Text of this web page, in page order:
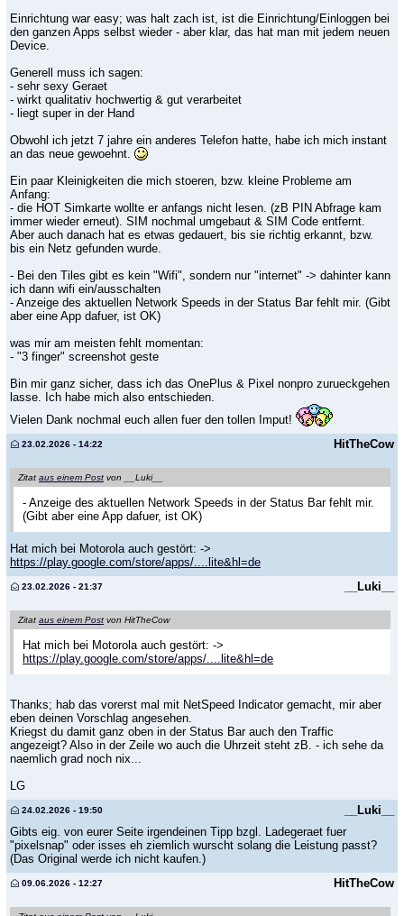
Einrichtung war easy; was halt zach ist, ist die Einrichtung/Einloggen bei
den ganzen Apps selbst wieder - aber klar, das hat man mit jedem neuen
Device.
Generell muss ich sagen:
- sehr sexy Geraet
- wirkt qualitativ hochwertig & gut verarbeitet
- liegt super in der Hand
Obwohl ich jetzt 7 jahre ein anderes Telefon hatte, habe ich mich instant
an das neue gewoehnt.
Ein paar Kleinigkeiten die mich stoeren, bzw. kleine Probleme am
Anfang:
- die HOT Simkarte wollte er anfangs nicht lesen. (zB PIN Abfrage kam
immer wieder erneut). SIM nochmal umgebaut & SIM Code entfernt.
Aber auch danach hat es etwas gedauert, bis sie richtig erkannt, bzw.
bis ein Netz gefunden wurde.
- Bei den Tiles gibt es kein "Wifi", sondern nur "internet" -> dahinter kann
ich dann wifi ein/ausschalten
- Anzeige des aktuellen Network Speeds in der Status Bar fehlt mir. (Gibt
aber eine App dafuer, ist OK)
was mir am meisten fehlt momentan:
- "3 finger" screenshot geste
Bin mir ganz sicher, dass ich das OnePlus & Pixel nonpro zurueckgehen
lasse. Ich habe mich also entschieden.
Vielen Dank nochmal euch allen fuer den tollen Imput!
HitTheCow
23.02.2026 - 14:22
Zitat aus einem Post von __Luki__
- Anzeige des aktuellen Network Speeds in der Status Bar fehlt mir.
(Gibt aber eine App dafuer, ist OK)
Hat mich bei Motorola auch gestört: ->
https://play.google.com/store/apps/....lite&hl=de
__Luki__
23.02.2026 - 21:37
Zitat aus einem Post von HitTheCow
Hat mich bei Motorola auch gestört: ->
https://play.google.com/store/apps/....lite&hl=de
Thanks; hab das vorerst mal mit NetSpeed Indicator gemacht, mir aber
eben deinen Vorschlag angesehen.
Kriegst du damit ganz oben in der Status Bar auch den Traffic
angezeigt? Also in der Zeile wo auch die Uhrzeit steht zB. - ich sehe da
naemlich grad noch nix...
LG
__Luki__
24.02.2026 - 19:50
Gibts eig. von eurer Seite irgendeinen Tipp bzgl. Ladegeraet fuer
"pixelsnap" oder isses eh ziemlich wurscht solang die Leistung passt?
(Das Original werde ich nicht kaufen.)
HitTheCow
09.06.2026 - 12:27